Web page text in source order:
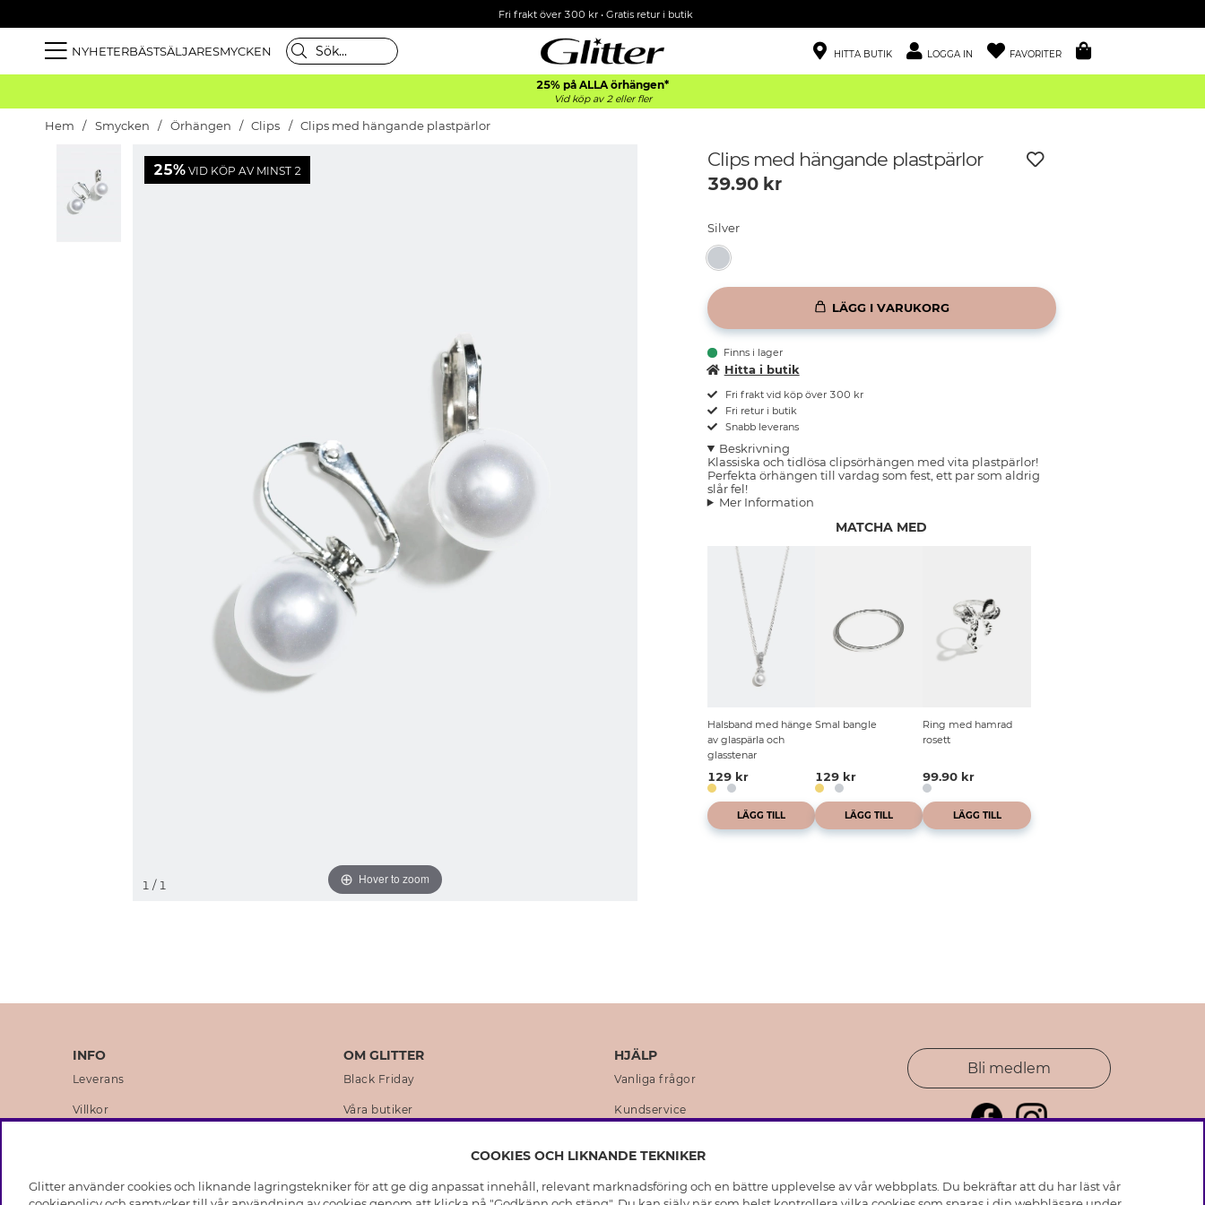
Fri frakt över 300 kr• Gratis retur i butik
NYHETERBÄSTSÄLJARESMYCKEN HITTA BUTIK LOGGA IN FAVORITER
25% på ALLA örhängen*
Vid köp av 2 eller fler
Hem Smycken Örhängen Clips Clips med hängande plastpärlor
25% VID KÖP AV MINST 2
Hover to zoom
1 / 1
Clips med hängande plastpärlor
39.90kr
Silver
LÄGG I VARUKORG
Finns i lager
Hitta i butik
Fri frakt vid köp över 300 kr
Fri retur i butik
Snabb leverans
Beskrivning
Klassiska och tidlösa clipsörhängen med vita plastpärlor!
Perfekta örhängen till vardag som fest, ett par som aldrig
slår fel!
Mer Information
MATCHA MED
Halsband med hänge
av glaspärla och
glasstenar
129 kr
LÄGG TILL
Smal bangle
129 kr
LÄGG TILL
Ring med hamrad
rosett
99.90 kr
LÄGG TILL
INFO
Leverans
Villkor
Medlemsvillkor
OM GLITTER
Black Friday
Våra butiker
Hållbarhet
HJÄLP
Vanliga frågor
Kundservice
Skötselråd skinnhandskar
Bli medlem
COOKIES OCH LIKNANDE TEKNIKER
Glitter använder cookies och liknande lagringstekniker för att ge dig anpassat innehåll, relevant marknadsföring och en bättre upplevelse av vår webbplats. Du bekräftar att du har läst vår